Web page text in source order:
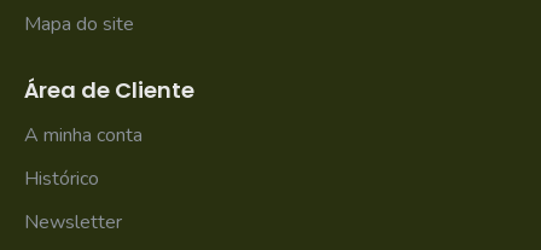
Mapa do site
Área de Cliente
A minha conta
Histórico
Newsletter